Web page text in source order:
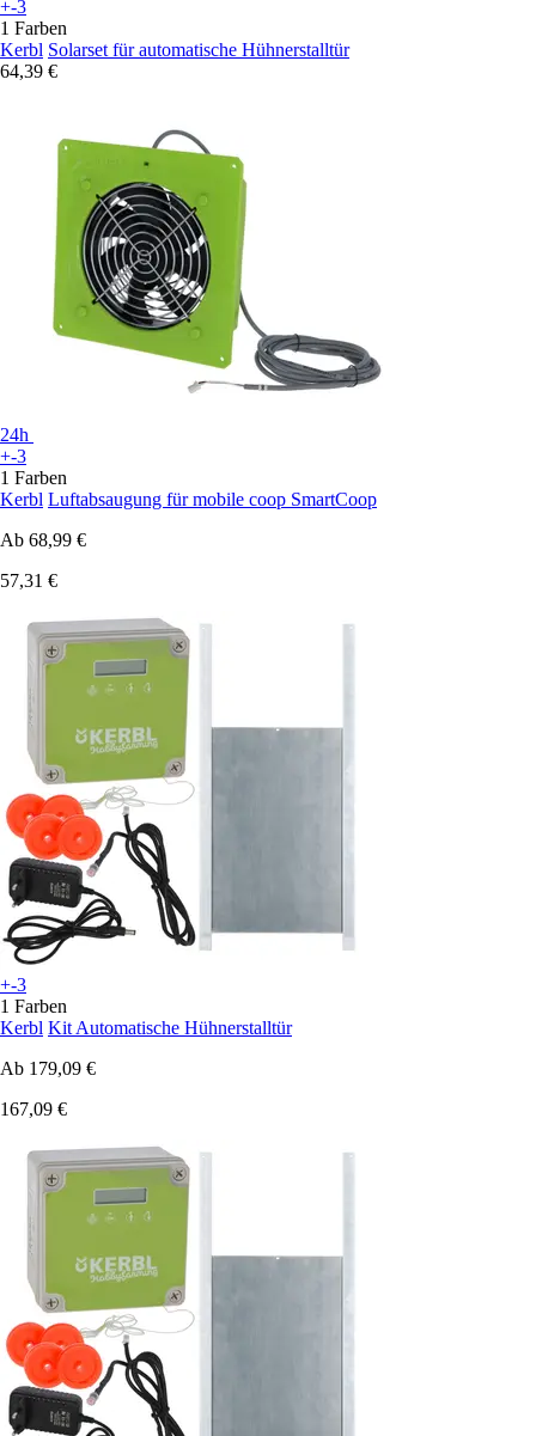
+-3
1 Farben
Kerbl Solarset für automatische Hühnerstalltür
64,39 €
24h
+-3
1 Farben
Kerbl Luftabsaugung für mobile coop SmartCoop
Ab 68,99 €
57,31 €
+-3
1 Farben
Kerbl Kit Automatische Hühnerstalltür
Ab 179,09 €
167,09 €